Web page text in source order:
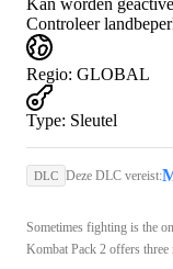
Controleer
Regio: GLOBAL
Type: Sleutel
DLC Deze DLC vereist:
Sometimes fighting is the
Kombat Pack 2 offers